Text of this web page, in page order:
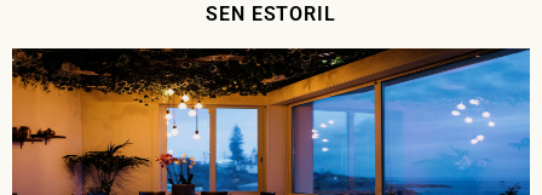
SEN ESTORIL